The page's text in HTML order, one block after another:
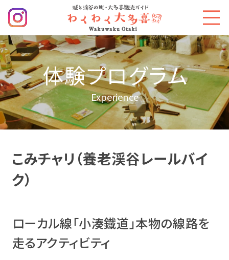
体験プログラム
Experience
こみチャリ（養老渓谷レールバイ
ク）
ローカル線「小湊鐡道」本物の線路を
走るアクティビティ